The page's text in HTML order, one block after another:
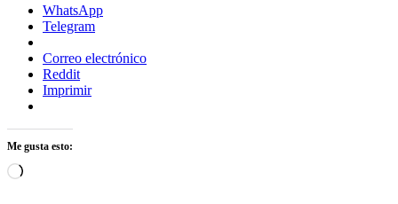
WhatsApp
Telegram
Correo electrónico
Reddit
Imprimir
Me gusta esto:
Cargando...